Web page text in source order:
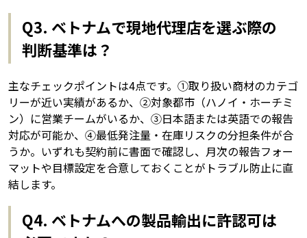
Q3. ベトナムで現地代理店を選ぶ際の
判断基準は？
主なチェックポイントは4点です。①取り扱い商材のカテゴ
リーが近い実績があるか、②対象都市（ハノイ・ホーチミ
ン）に営業チームがいるか、③日本語または英語での報告
対応が可能か、④最低発注量・在庫リスクの分担条件が合
うか。いずれも契約前に書面で確認し、月次の報告フォー
マットや目標設定を合意しておくことがトラブル防止に直
結します。
Q4. ベトナムへの製品輸出に許認可は